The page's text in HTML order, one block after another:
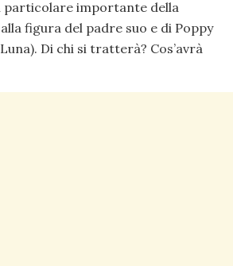
particolare importante della
figura del padre suo e di Poppy
Di chi si tratterà? Cos’avrà